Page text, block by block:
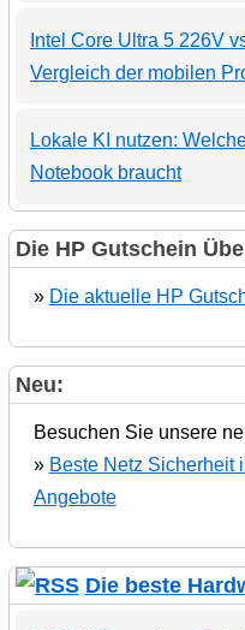
Intel Core Ultra 5 226V
Vergleich der mobilen
Lokale KI nutzen:
Notebook braucht
Die HP Gutschein
» Die aktuelle HP
Neu:
Besuchen Sie unsere
» Beste Netz Sicherheit
Angebote
Die beste